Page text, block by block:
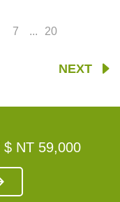
7 ... 20
NEXT
$ NT 59,000